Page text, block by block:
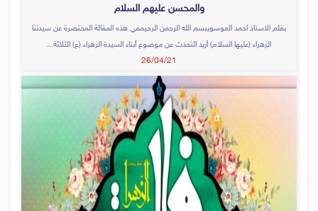
والمحسن عليهم السلام
بقلم الاستاذ احمد الموسويبسم الله الرحمن الرحيمفي هذه المقالة المختصرة عن سيدتنا
الزهراء (عليها السلام) أريد التحدث عن موضوع أبناء السيدة الزهراء (ع) الثلاثة...
26/04/21